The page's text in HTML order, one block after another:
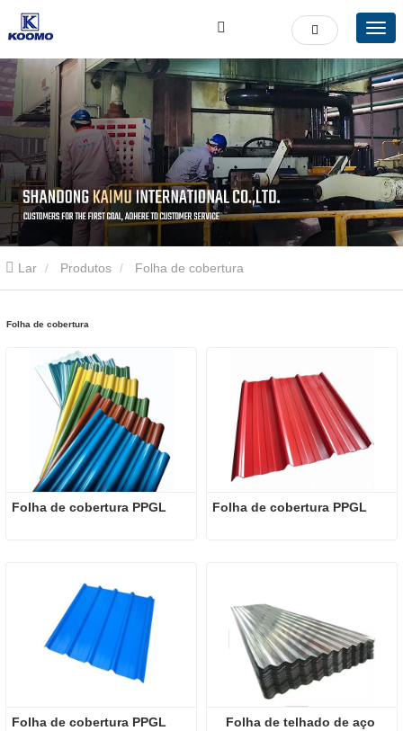
Lar Produtos Folha de cobertura
Folha de cobertura
Folha de cobertura PPGL Folha de cobertura PPGL
Folha de cobertura PPGL
Folha de telhado de aço